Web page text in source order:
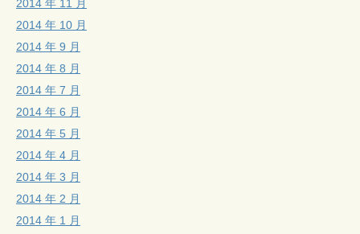
2014 年 11 月
2014 年 10 月
2014 年 9 月
2014 年 8 月
2014 年 7 月
2014 年 6 月
2014 年 5 月
2014 年 4 月
2014 年 3 月
2014 年 2 月
2014 年 1 月